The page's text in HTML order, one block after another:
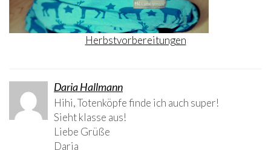
Herbstvorbereitungen
Daria Hallmann
Hihi, Totenköpfe finde ich auch super!
Sieht klasse aus!
Liebe Grüße
Daria